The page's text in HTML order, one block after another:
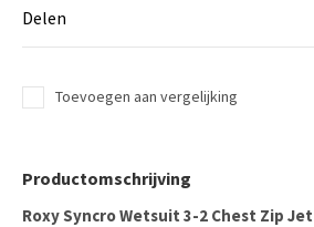
Delen
Toevoegen aan vergelijking
Productomschrijving
Roxy Syncro Wetsuit 3-2 Chest Zip